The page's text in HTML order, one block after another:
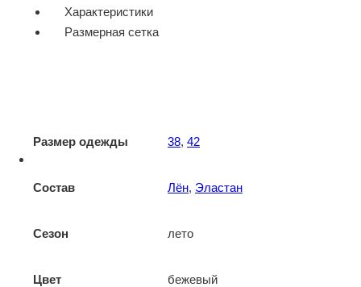
Характеристики
Размерная сетка
Размер одежды 38, 42
Состав Лён, Эластан
Сезон лето
Цвет бежевый